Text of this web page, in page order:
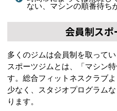
ない、マシンの順番待ち
会員制スポ
多くのジムは会員制を取って
スポーツジムとは、「マシン
す。総合フィットネスクラブ
少なく、スタジオプログラム
ります。